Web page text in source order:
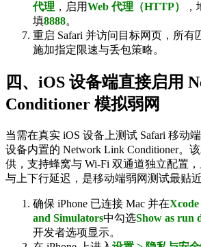
代理 ，启用Web 代理（HTTP）
填8888。
重启 Safari 并访问目标网页，所有
施加指定限速与丢包策略。
四、iOS 设备端直接启用
Conditioner 模拟弱网
当需在真实 iOS 设备上测试 Safari 移动
设备内置的 Network Link Conditioner。
供，支持蜂窝与 Wi-Fi 双通道独立配置
与上下行延迟，是移动端弱网测试最贴
确保 iPhone 已连接 Mac 并在
and Simulators中勾选Show as run
开发者选项显示。